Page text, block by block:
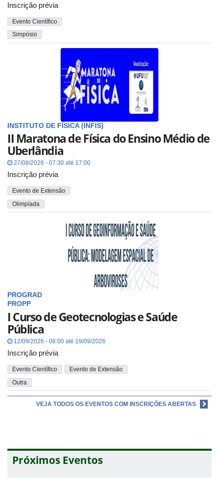
Inscrição prévia
Evento Científico
Simpósio
INSTITUTO DE FÍSICA (INFIS)
II Maratona de Física do Ensino Médio de
Uberlândia
27/08/2026 - 07:30 até 17:00
Inscrição prévia
Evento de Extensão
Olimpíada
PROGRAD
PROPP
I Curso de Geotecnologias e Saúde
Pública
12/09/2026 - 08:00 até 19/09/2026
Inscrição prévia
Evento Científico
Evento de Extensão
Outra
VEJA TODOS OS EVENTOS COM INSCRIÇÕES ABERTAS
Próximos Eventos